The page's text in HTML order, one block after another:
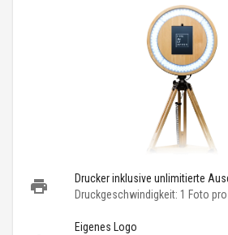
Drucker inklusive unlimitierte
Druckgeschwindigkeit: 1 Foto
Eigenes Logo